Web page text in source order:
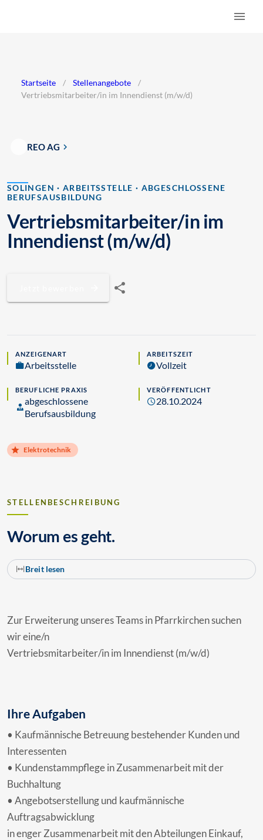
Startseite / Stellenangebote
/
Vertriebsmitarbeiter/in im Innendienst (m/w/d)
REO AG
SOLINGEN · ARBEITSSTELLE · ABGESCHLOSSENE
BERUFSAUSBILDUNG
Vertriebsmitarbeiter/in im
Innendienst (m/w/d)
ANZEIGENART
Arbeitsstelle
ARBEITSZEIT
Vollzeit
BERUFLICHE PRAXIS
abgeschlossene
Berufsausbildung
VERÖFFENTLICHT
28.10.2024
Elektrotechnik
STELLENBESCHREIBUNG
Worum es geht.
Breit lesen
Zur Erweiterung unseres Teams in Pfarrkirchen suchen
wir eine/n
Vertriebsmitarbeiter/in im Innendienst (m/w/d)
Ihre Aufgaben
• Kaufmännische Betreuung bestehender Kunden und
Interessenten
• Kundenstammpflege in Zusammenarbeit mit der
Buchhaltung
• Angebotserstellung und kaufmännische
Auftragsabwicklung
in enger Zusammenarbeit mit den Abteilungen Einkauf,